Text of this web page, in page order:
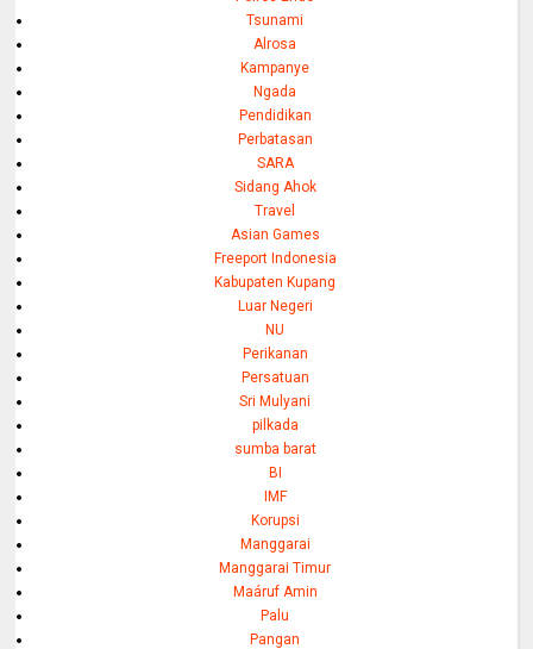
Tsunami
Alrosa
Kampanye
Ngada
Pendidikan
Perbatasan
SARA
Sidang Ahok
Travel
Asian Games
Freeport Indonesia
Kabupaten Kupang
Luar Negeri
NU
Perikanan
Persatuan
Sri Mulyani
pilkada
sumba barat
BI
IMF
Korupsi
Manggarai
Manggarai Timur
Maáruf Amin
Palu
Pangan